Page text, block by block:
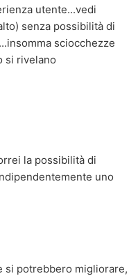
utente...vedi
senza possibilità di
sciocchezze
si rivelano
la possibilità di
uno
si potrebbero migliorare,